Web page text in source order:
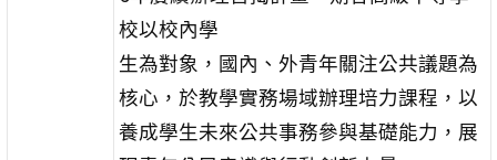
校以校內學
生為對象，國內、外青年關注公共議題為
核心，於教學實務場域辦理培力課程，以
養成學生未來公共事務參與基礎能力，展